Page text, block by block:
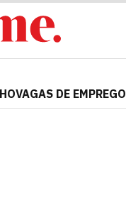
VAGAS DE EMPREGO